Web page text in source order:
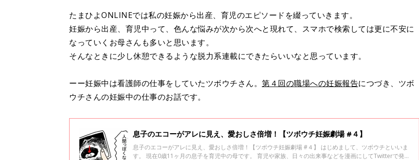
たまひよONLINEでは私の妊娠から出産、育児のエピソードを綴っていきます。
妊娠から出産、育児中って、色んな悩みが次から次へと現れて、スマホで検索しては更に不安に
なっていくお母さんも多いと思います。
そんなときに少し休憩できるような脱力系連載にできたらいいなと思っています。
ーー妊娠中は看護師の仕事をしていたツボウチさん。 第４回の職場への妊娠報告につづき、ツボ
ウチさんの妊娠中の仕事のお話です。
息子のエコーがアレに見え、愛おしさ倍増！【ツボウチ妊娠劇場 #４】
息子のエコーがアレに見え、愛おしさ倍増！【ツボウチ妊娠劇場 #４】 はじめまして、ツボウチといいま
す。 現在0歳11ヶ月の息子を育児中の母です。 育児や家族、日々の出来事などを漫画にしてTwitterで発